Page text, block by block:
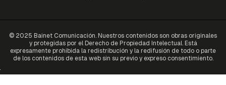
© 2025 Bainet Comunicación. Nuestros contenidos son obras originales
y protegidas por el Derecho de Propiedad Intelectual. Está
expresamente prohibida la redistribución y la redifusión de todo o parte
de los contenidos de esta web sin su previo y expreso consentimiento.